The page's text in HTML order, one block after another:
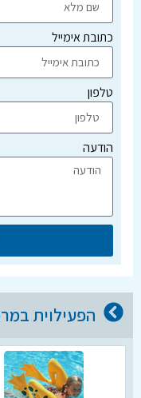
כתובת אימייל
טלפון
הודעה
הפעילוית